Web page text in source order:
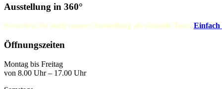
Ausstellung in 360°
Besuchen Sie auch unsere Ausstellung als virtuelle Tour. Einfach
Öffnungszeiten
Montag bis Freitag
von 8.00 Uhr – 17.00 Uhr